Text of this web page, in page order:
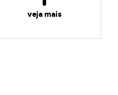
veja mais